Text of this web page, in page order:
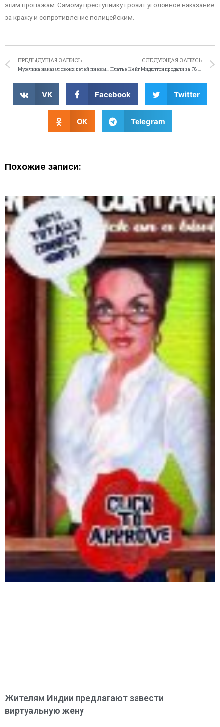
этим пропажам. Самому преступнику грозит уголовное наказание
за кражу и сопротивление полицейским.
ПРЕДЫДУЩАЯ ЗАПИСЬ
Мужчина наказал своих детей пневматическим оружием
СЛЕДУЮЩАЯ ЗАПИСЬ
Платье Кейт Миддлтон продали за 78 тысяч фунтов
VK Facebook Twitter
OK Telegram
Похожие записи:
Жителям Индии предлагают завести
виртуальную жену